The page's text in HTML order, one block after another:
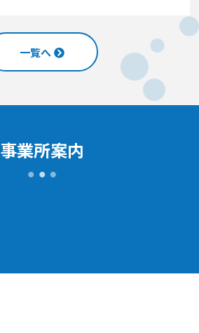
一覧へ
事業所案内